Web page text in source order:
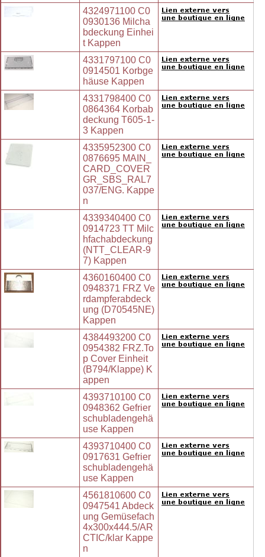
4324971100 C0
0930136 Milcha
bdeckung Einhei
t Kappen
4331797100 C0
0914501 Korbge
häuse Kappen
4331798400 C0
0864364 Korbab
deckung T605-1-
3 Kappen
4335952300 C0
0876695 MAIN_
CARD_COVER
GR_SBS_RAL7
037/ENG. Kappe
n
4339340400 C0
0914723 TT Milc
hfachabdeckung
(NTT_CLEAR-9
7) Kappen
4360160400 C0
0948371 FRZ Ve
rdampferabdeck
ung (D70545NE)
Kappen
4384493200 C0
0954382 FRZ.To
p Cover Einheit
(B794/Klappe) K
appen
4393710100 C0
0948362 Gefrier
schubladengehä
use Kappen
4393710400 C0
0917631 Gefrier
schubladengehä
use Kappen
4561810600 C0
0947541 Abdeck
ung Gemüsefach
4x300x444.5/AR
CTIC/klar Kappe
n